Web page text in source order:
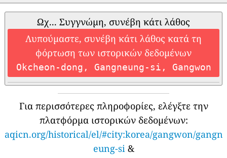
Ωχ... Συγγνώμη, συνέβη κάτι λάθος
Λυπούμαστε, συνέβη κάτι λάθος κατά τη
φόρτωση των ιστορικών δεδομένων
Okcheon-dong, Gangneung-si, Gangwon
Για περισσότερες πληροφορίες, ελέγξτε την
πλατφόρμα ιστορικών δεδομένων:
aqicn.org/historical/el/#city:korea/gangwon/gangn
eung-si&